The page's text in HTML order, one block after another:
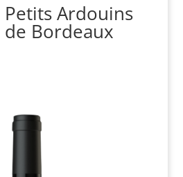
Petits Ardouins
de Bordeaux